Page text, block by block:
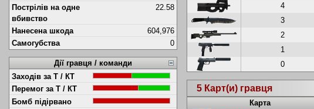
Пострілів на одне
вбивство
22.58
Нанесена шкода
604,976
Самогубства
0
Дії гравця / команди
Заходів за Т / КТ
Перемог за Т / КТ
Бомб підірвано
4
3
2
1
0
5 Карт(и) гравця
Карта